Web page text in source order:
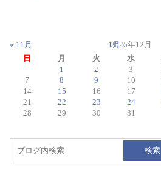
2025年12月
日
月 火 水
1
2 3
7
8 9 10
14
15 16 17
21
22 23 24
28
29 30 31
« 11月 1月 »
検索